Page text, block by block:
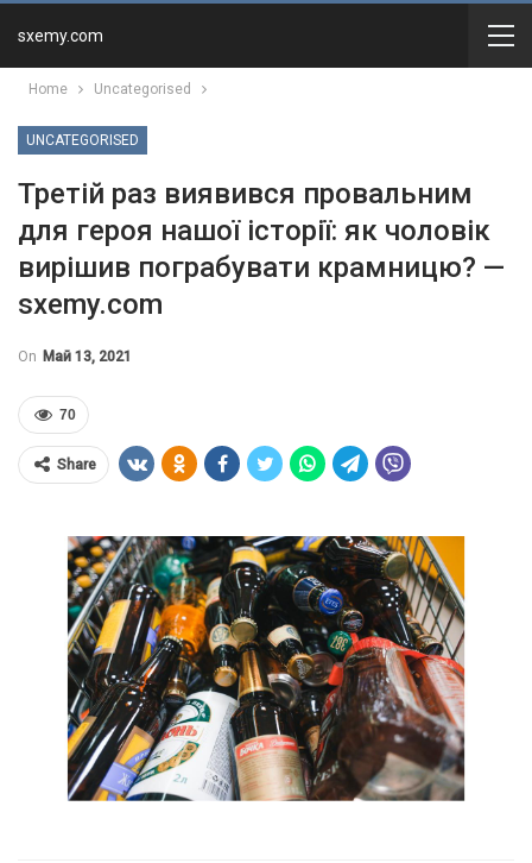
sxemy.com
Home Uncategorised
UNCATEGORISED
Третій раз виявився провальним
для героя нашої історії: як чоловік
вирішив пограбувати крамницю? —
sxemy.com
On Май 13, 2021
70
Share